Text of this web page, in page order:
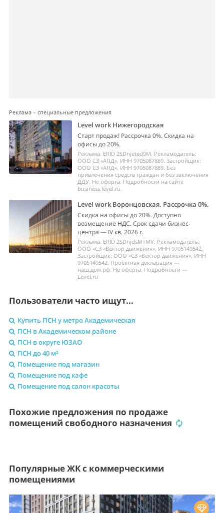
Реклама – специальные предложения
Level work Нижегородская
Старт продаж! Рассрочка 0%. Скидка на
офисы до 20%.
Реклама. ERID 2SDnjeted9M. Рекламодатель:
ООО СЗ «АПД», ИНН 9705087889. Застройщик:
ООО СЗ «АПД», ИНН 9705087889. Без
привлечения средств граждан и без заключения
ДДУ. Не оферта. Подробности на сайте
business.level.ru.
Level work Воронцовская. Рассрочка 0%.
Скидка на офисы до 20%. Доступно
возмещение НДС. Срок сдачи бизнес-
центра — IV кв. 2026 г.
Реклама. ERID 2SDnjdsMTMV. Рекламодатель:
ООО «СЗ «Вектор движения», ИНН 9705149542.
Застройщик: ООО «СЗ «Вектор движения», ИНН
9705149542. Проектная декларация —
наш.дом.рф. Не оферта. Подробности —
Level.ru
Пользователи часто ищут...
Купить ПСН у метро Академическая
ПСН в Академическом районе
ПСН в округе ЮЗАО
ПСН до 40 м²
Помещение под магазин
Помещение под кафе
Помещение под салон красоты
Похожие предложения по продаже
помещений свободного назначения
Популярные ЖК с коммерческими
помещениями